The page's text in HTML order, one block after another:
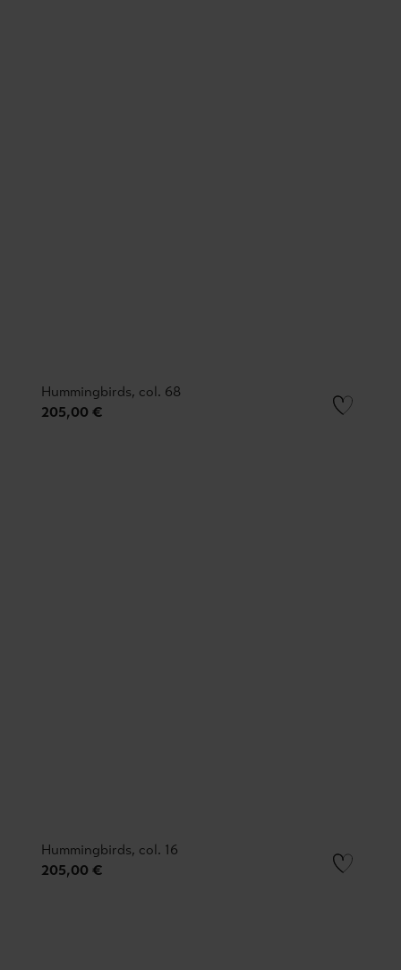
Hummingbirds, col. 68
205,00 €
Hummingbirds, col. 16
205,00 €